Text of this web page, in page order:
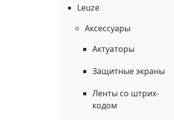
Leuze
Аксессуары
Актуаторы
Защитные экраны
Ленты со штрих-
кодом